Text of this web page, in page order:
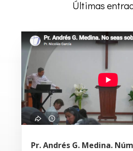
Últimas
Pr. Andrés G. Medina.